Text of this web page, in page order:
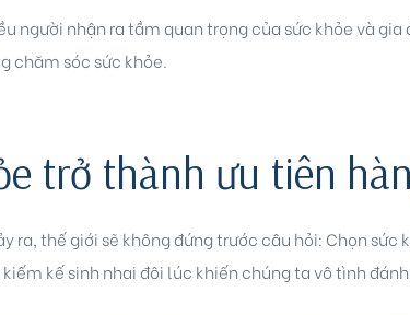
người nhận ra tầm quan trọng của sức khỏe và
chăm sóc sức khỏe.
trở thành ưu tiên
ra, thế giới sẽ không đứng trước câu hỏi: Chọn
kế sinh nhai đôi lúc khiến chúng ta vô tình